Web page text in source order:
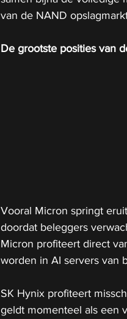
van de NAND
De grootste posities van
Vooral Micron springt
doordat beleggers
Micron profiteert direct
worden in AI servers van
SK Hynix profiteert
geldt momenteel als een